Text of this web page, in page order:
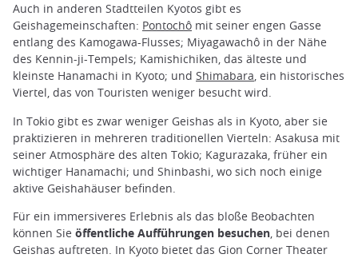
Auch in anderen Stadtteilen Kyotos gibt es
Geishagemeinschaften: Pontochô mit seiner engen Gasse
entlang des Kamogawa-Flusses; Miyagawachô in der Nähe
des Kennin-ji-Tempels; Kamishichiken, das älteste und
kleinste Hanamachi in Kyoto; und Shimabara, ein historisches
Viertel, das von Touristen weniger besucht wird.
In Tokio gibt es zwar weniger Geishas als in Kyoto, aber sie
praktizieren in mehreren traditionellen Vierteln: Asakusa mit
seiner Atmosphäre des alten Tokio; Kagurazaka, früher ein
wichtiger Hanamachi; und Shinbashi, wo sich noch einige
aktive Geishahäuser befinden.
Für ein immersiveres Erlebnis als das bloße Beobachten
können Sie öffentliche Aufführungen besuchen , bei denen
Geishas auftreten. In Kyoto bietet das Gion Corner Theater